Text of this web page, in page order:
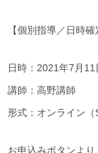
【個別指導／日時
日時：2021年7月11
講師：高野講師
形式：オンライン（
お申込みボタンよ